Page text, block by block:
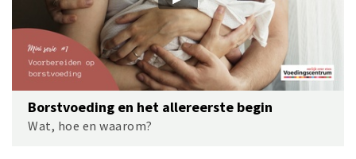
Borstvoeding en het allereerste begin
Wat, hoe en waarom?